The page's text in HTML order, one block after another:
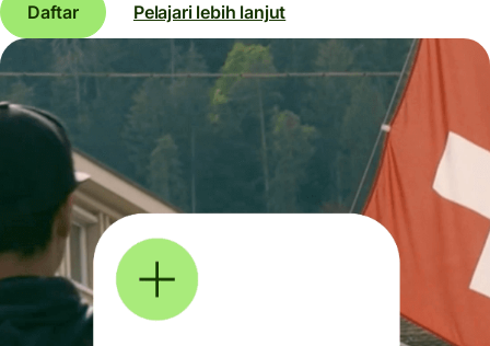
Daftar Pelajari lebih lanjut